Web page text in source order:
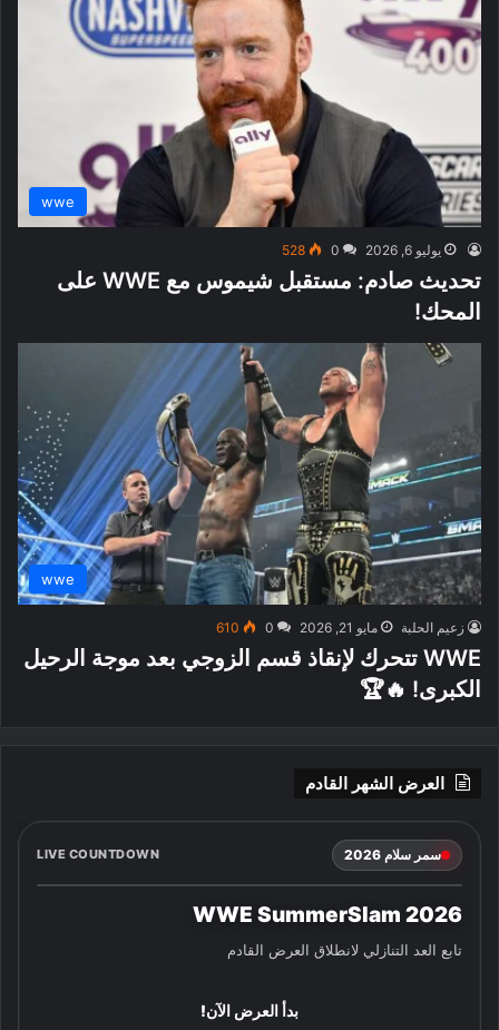
wwe
يوليو 6, 2026 0
528
تحديث صادم: مستقبل شيموس مع WWE على
المحك!
wwe
زعيم الحلبة مايو 21, 2026 0
610
WWE تتحرك لإنقاذ قسم الزوجي بعد موجة الرحيل
الكبرى! 🔥🏆
العرض الشهر القادم
سمر سلام 2026 LIVE COUNTDOWN
WWE SummerSlam 2026
تابع العد التنازلي لانطلاق العرض القادم
بدأ العرض الآن!